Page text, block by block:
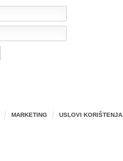
MARKETING USLOVI KORIŠTENJA